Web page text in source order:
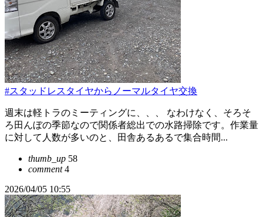
#スタッドレスタイヤからノーマルタイヤ交換
週末は軽トラのミーティングに、、、 なわけなく、そろそ
ろ田んぼの季節なので関係者総出での水路掃除です。作業量
に対して人数が多いのと、田舎あるあるで集合時間...
thumb_up 58
comment4
2026/04/05 10:55